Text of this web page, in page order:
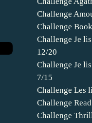
Challenge
Challenge
Challenge Je
12/20
Challenge Je
7/15
Challenge Les
Challenge
Challenge